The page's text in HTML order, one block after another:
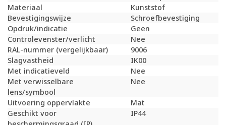
Materiaal
Kunststof
Bevestigingswijze
Schroefbevestiging
Opdruk/indicatie
Geen
Controlevenster/verlicht
Nee
RAL-nummer (vergelijkbaar)
9006
Slagvastheid
IK00
Met indicatieveld
Nee
Met verwisselbare
lens/symbool
Nee
Uitvoering oppervlakte
Mat
Geschikt voor
IP44